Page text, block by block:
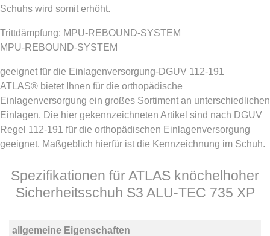
Schuhs wird somit erhöht.
Trittdämpfung: MPU-REBOUND-SYSTEM
MPU-REBOUND-SYSTEM
geeignet für die Einlagenversorgung-DGUV 112-191
ATLAS® bietet Ihnen für die orthopädische
Einlagenversorgung ein großes Sortiment an unterschiedlichen
Einlagen. Die hier gekennzeichneten Artikel sind nach DGUV
Regel 112-191 für die orthopädischen Einlagenversorgung
geeignet. Maßgeblich hierfür ist die Kennzeichnung im Schuh.
Spezifikationen für ATLAS knöchelhoher
Sicherheitsschuh S3 ALU-TEC 735 XP
allgemeine Eigenschaften